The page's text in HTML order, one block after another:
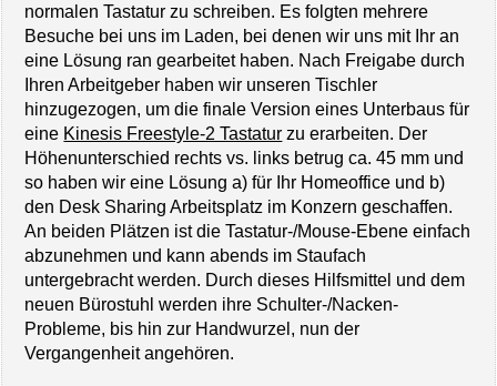
normalen Tastatur zu schreiben. Es folgten mehrere
Besuche bei uns im Laden, bei denen wir uns mit Ihr an
eine Lösung ran gearbeitet haben. Nach Freigabe durch
Ihren Arbeitgeber haben wir unseren Tischler
hinzugezogen, um die finale Version eines Unterbaus für
eine Kinesis Freestyle-2 Tastatur zu erarbeiten. Der
Höhenunterschied rechts vs. links betrug ca. 45 mm und
so haben wir eine Lösung a) für Ihr Homeoffice und b)
den Desk Sharing Arbeitsplatz im Konzern geschaffen.
An beiden Plätzen ist die Tastatur-/Mouse-Ebene einfach
abzunehmen und kann abends im Staufach
untergebracht werden. Durch dieses Hilfsmittel und dem
neuen Bürostuhl werden ihre Schulter-/Nacken-
Probleme, bis hin zur Handwurzel, nun der
Vergangenheit angehören.